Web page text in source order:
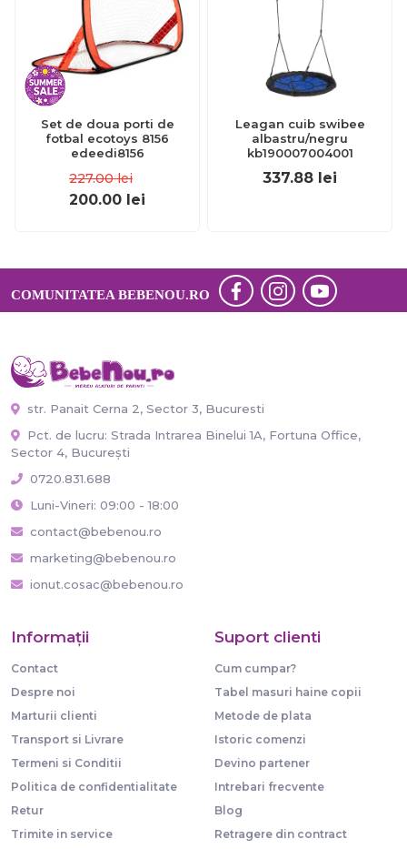
Set de doua porti de
fotbal ecotoys 8156
edeedi8156
227.00 lei
200.00 lei
Leagan cuib swibee
albastru/negru
kb190007004001
337.88 lei
COMUNITATEA BEBENOU.RO
str. Panait Cerna 2, Sector 3, Bucuresti
Pct. de lucru: Strada Intrarea Binelui 1A, Fortuna Office,
Sector 4, București
0720.831.688
Luni-Vineri: 09:00 - 18:00
contact@bebenou.ro
marketing@bebenou.ro
ionut.cosac@bebenou.ro
Informaţii
Contact
Despre noi
Marturii clienti
Transport si Livrare
Termeni si Conditii
Politica de confidentialitate
Retur
Trimite in service
Suport clienti
Cum cumpar?
Tabel masuri haine copii
Metode de plata
Istoric comenzi
Devino partener
Intrebari frecvente
Blog
Retragere din contract